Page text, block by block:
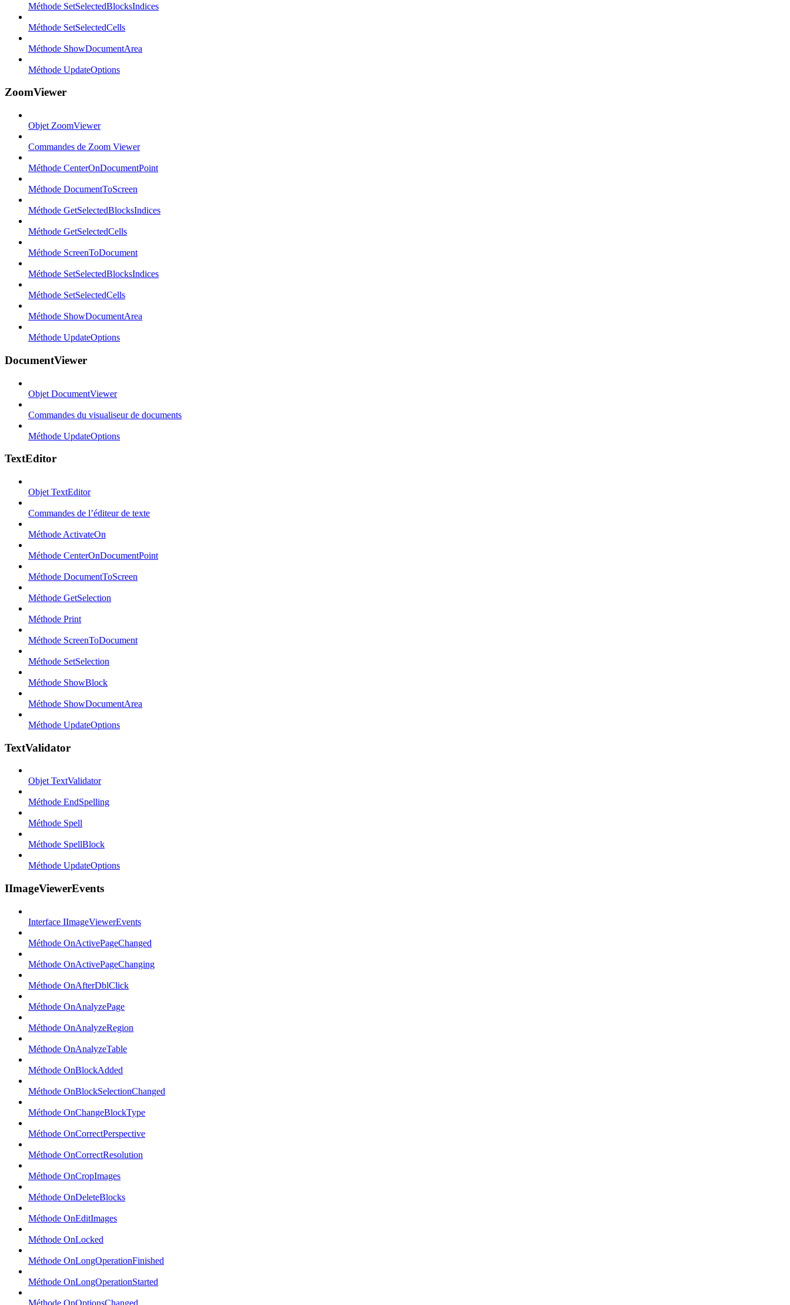
Méthode SetSelectedBlocksIndices
Méthode SetSelectedCells
Méthode ShowDocumentArea
Méthode UpdateOptions
ZoomViewer
Objet ZoomViewer
Commandes de Zoom Viewer
Méthode CenterOnDocumentPoint
Méthode DocumentToScreen
Méthode GetSelectedBlocksIndices
Méthode GetSelectedCells
Méthode ScreenToDocument
Méthode SetSelectedBlocksIndices
Méthode SetSelectedCells
Méthode ShowDocumentArea
Méthode UpdateOptions
DocumentViewer
Objet DocumentViewer
Commandes du visualiseur de documents
Méthode UpdateOptions
TextEditor
Objet TextEditor
Commandes de l’éditeur de texte
Méthode ActivateOn
Méthode CenterOnDocumentPoint
Méthode DocumentToScreen
Méthode GetSelection
Méthode Print
Méthode ScreenToDocument
Méthode SetSelection
Méthode ShowBlock
Méthode ShowDocumentArea
Méthode UpdateOptions
TextValidator
Objet TextValidator
Méthode EndSpelling
Méthode Spell
Méthode SpellBlock
Méthode UpdateOptions
IImageViewerEvents
Interface IImageViewerEvents
Méthode OnActivePageChanged
Méthode OnActivePageChanging
Méthode OnAfterDblClick
Méthode OnAnalyzePage
Méthode OnAnalyzeRegion
Méthode OnAnalyzeTable
Méthode OnBlockAdded
Méthode OnBlockSelectionChanged
Méthode OnChangeBlockType
Méthode OnCorrectPerspective
Méthode OnCorrectResolution
Méthode OnCropImages
Méthode OnDeleteBlocks
Méthode OnEditImages
Méthode OnLocked
Méthode OnLongOperationFinished
Méthode OnLongOperationStarted
Méthode OnOptionsChanged